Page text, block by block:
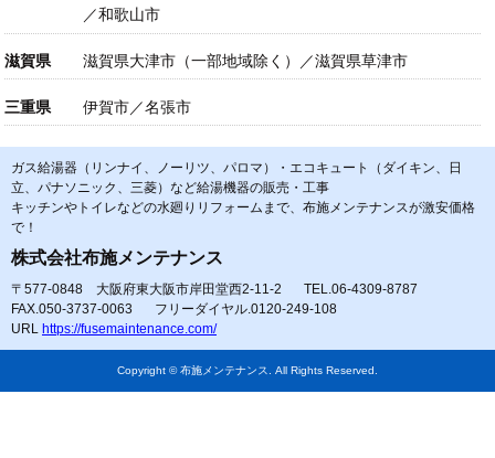
／和歌山市
滋賀県 滋賀県大津市（一部地域除く）／滋賀県草津市
三重県 伊賀市／名張市
ガス給湯器（リンナイ、ノーリツ、パロマ）・エコキュート（ダイキン、日
立、パナソニック、三菱）など給湯機器の販売・工事
キッチンやトイレなどの水廻りリフォームまで、布施メンテナンスが激安価格
で！
株式会社布施メンテナンス
〒577-0848 大阪府東大阪市岸田堂西2-11-2
TEL.06-4309-8787
FAX.050-3737-0063
フリーダイヤル.0120-249-108
URL https://fusemaintenance.com/
Copyright © 布施メンテナンス. All Rights Reserved.